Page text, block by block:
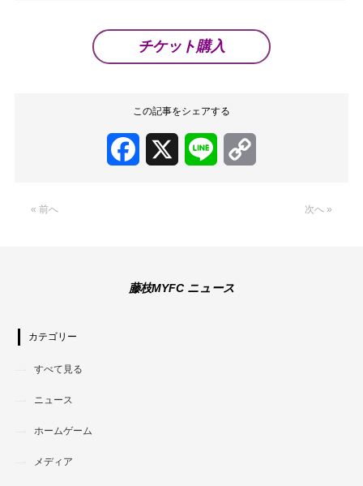
チケット購入
この記事をシェアする
Facebook Line
« 前へ 次へ »
藤枝MYFC ニュース
カテゴリー
すべて見る
ニュース
ホームゲーム
メディア